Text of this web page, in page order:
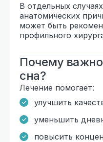
В отдельных
анатомических
может быть
профильного
Почему
сна?
Лечение помогает:
улучшить
уменьшить
повысить